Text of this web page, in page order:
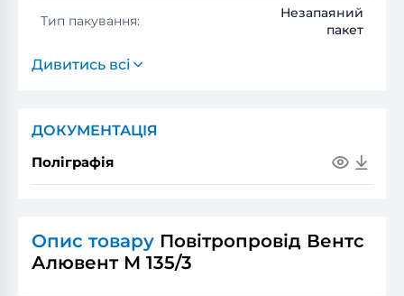
Тип пакування:
Незапаяний
пакет
Дивитись всі
ДОКУМЕНТАЦІЯ
Поліграфія
Опис товару Повітропровід Вентс
Алювент М 135/3